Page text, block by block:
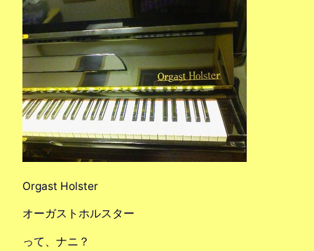
Orgast Holster
オーガストホルスター
って、ナニ？